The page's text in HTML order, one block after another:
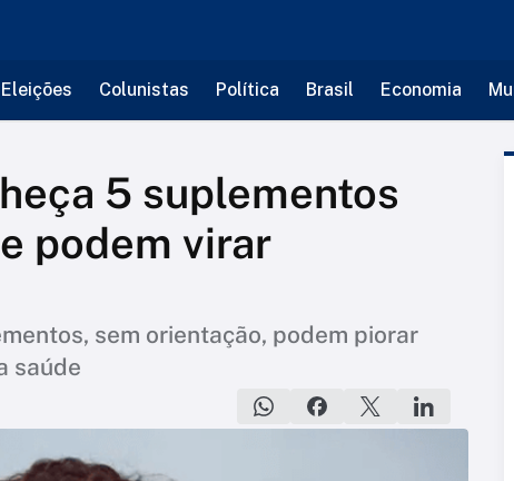
Eleições Colunistas Política Brasil Economia
5 suplementos
podem virar
sem orientação, podem piorar
saúde